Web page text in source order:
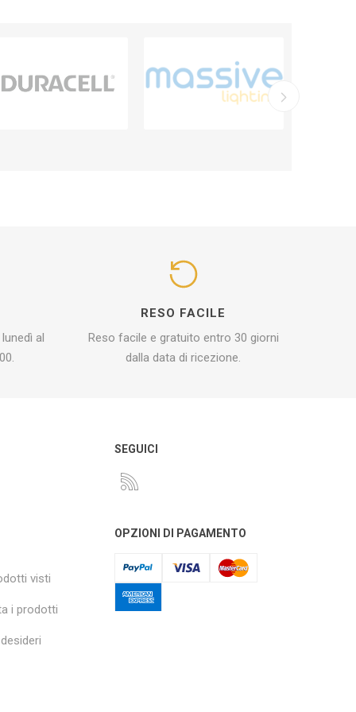
al
RESO FACILE
Reso facile e gratuito entro 30 giorni
dalla data di ricezione.
visti
i prodotti
SEGUICI
OPZIONI DI PAGAMENTO